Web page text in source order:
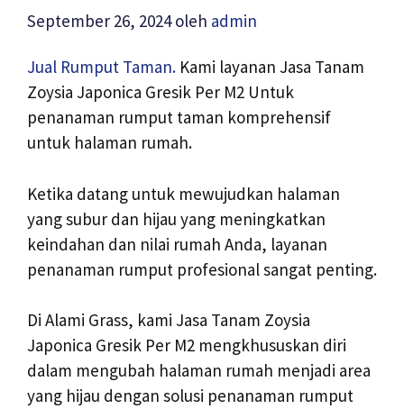
September 26, 2024 oleh admin
Jual Rumput Taman. Kami layanan Jasa Tanam
Zoysia Japonica Gresik Per M2 Untuk
penanaman rumput taman komprehensif
untuk halaman rumah.
Ketika datang untuk mewujudkan halaman
yang subur dan hijau yang meningkatkan
keindahan dan nilai rumah Anda, layanan
penanaman rumput profesional sangat penting.
Di Alami Grass, kami Jasa Tanam Zoysia
Japonica Gresik Per M2 mengkhususkan diri
dalam mengubah halaman rumah menjadi area
yang hijau dengan solusi penanaman rumput